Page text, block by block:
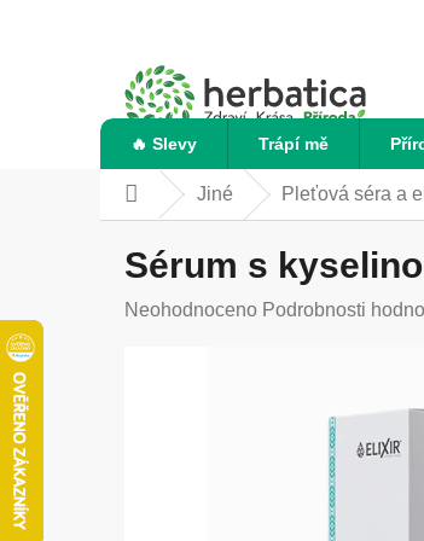
🔥 Slevy Trápí mě
DomůJiné Pleťová séra a
Sérum s
Průměrné
Neohodnoceno Podrobnosti